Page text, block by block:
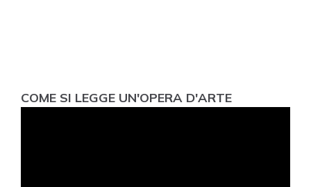
COME SI LEGGE UN'OPERA D'ARTE